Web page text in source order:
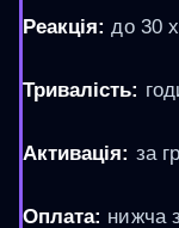
Реакція: до 30
Тривалість:
Активація: за
Оплата: нижча